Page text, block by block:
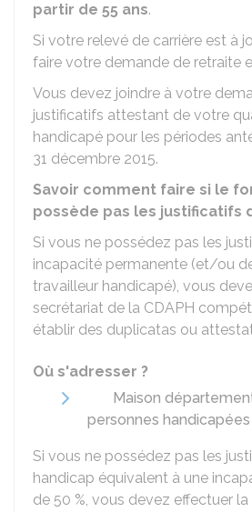
partir de 55 ans.
Si votre relevé de carrière est à
faire votre demande de retraite
Vous devez joindre à votre
justificatifs attestant de votre
handicapé pour les périodes
31 décembre 2015.
Savoir comment faire si le
possède pas les justificatifs
Si vous ne possédez pas les
incapacité permanente (et/ou
travailleur handicapé), vous
secrétariat de la CDAPH
établir des duplicatas ou
Où s'adresser ?
Maison
personnes handicapées
Si vous ne possédez pas les
handicap équivalent à une
de 50 %, vous devez effectuer